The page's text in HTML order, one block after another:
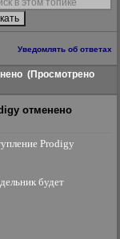
Уведомлять об ответах
(Просмотрено
отменено
Prodigy
будет